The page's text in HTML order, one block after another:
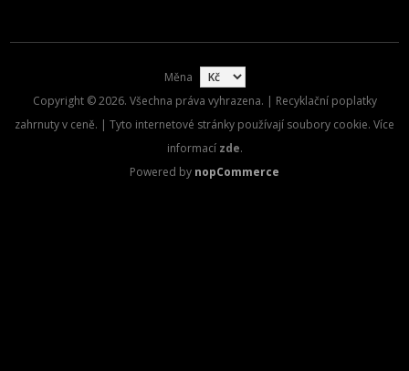
Měna
Copyright © 2026. Všechna práva vyhrazena. | Recyklační poplatky
zahrnuty v ceně. | Tyto internetové stránky používají soubory cookie. Více
informací zde.
Powered by nopCommerce